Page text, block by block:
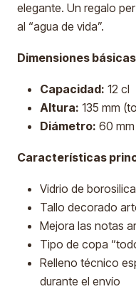
elegante. Un regalo
al “agua de vida”.
Dimensiones
Capacidad: 12 cl
Altura: 135 mm
Diámetro: 60
Características
Vidrio de
Tallo decorado
Mejora las notas
Tipo de copa
Relleno técnico
durante el envío